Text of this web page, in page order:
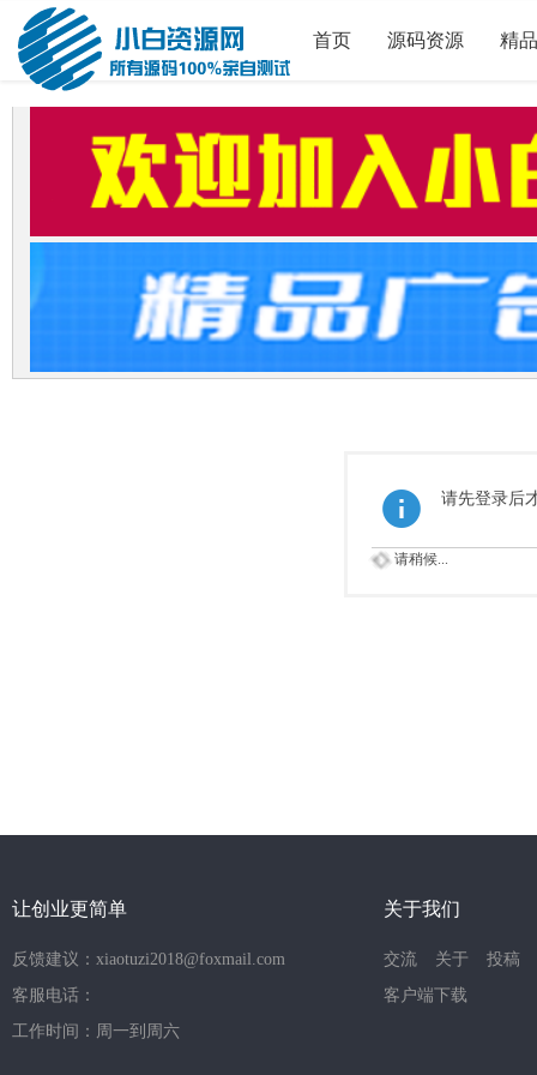
首页 源码资源 精
请先登录后
请稍候...
让创业更简单
反馈建议：xiaotuzi2018@foxmail.com
客服电话：
工作时间：周一到周六
关于我们
交流 关于
投稿
客户端下载